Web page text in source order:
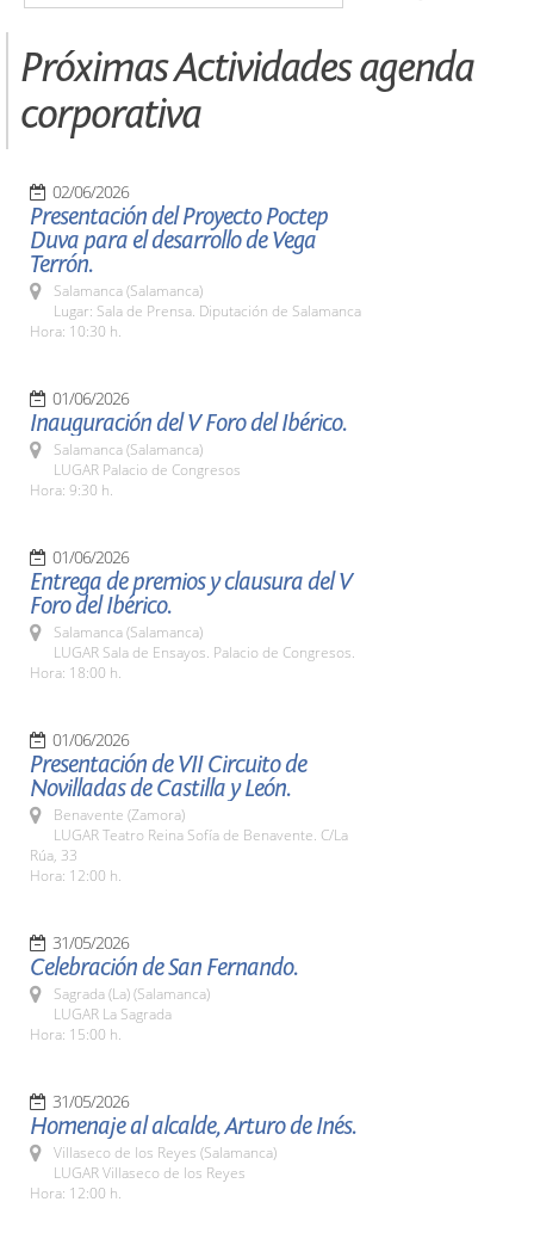
Próximas Actividades agenda
corporativa
02/06/2026
Presentación del Proyecto Poctep
Duva para el desarrollo de Vega
Terrón.
Salamanca (Salamanca)
Lugar: Sala de Prensa. Diputación de Salamanca
Hora: 10:30 h.
01/06/2026
Inauguración del V Foro del Ibérico.
Salamanca (Salamanca)
LUGAR Palacio de Congresos
Hora: 9:30 h.
01/06/2026
Entrega de premios y clausura del V
Foro del Ibérico.
Salamanca (Salamanca)
LUGAR Sala de Ensayos. Palacio de Congresos.
Hora: 18:00 h.
01/06/2026
Presentación de VII Circuito de
Novilladas de Castilla y León.
Benavente (Zamora)
LUGAR Teatro Reina Sofía de Benavente. C/La
Rúa, 33
Hora: 12:00 h.
31/05/2026
Celebración de San Fernando.
Sagrada (La) (Salamanca)
LUGAR La Sagrada
Hora: 15:00 h.
31/05/2026
Homenaje al alcalde, Arturo de Inés.
Villaseco de los Reyes (Salamanca)
LUGAR Villaseco de los Reyes
Hora: 12:00 h.